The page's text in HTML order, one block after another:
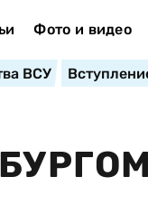
Фото и видео
ВСУ